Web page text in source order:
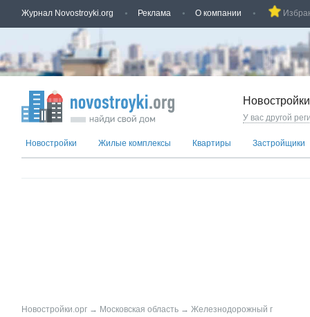
Журнал Novostroyki.org Реклама О компании
У вас другой
Новостройки Жилые комплексы Квартиры Застройщики
Новостройки.орг → Московская область → Железнодорожный г